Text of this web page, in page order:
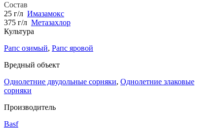
Состав
25 г/л Имазамокс
375 г/л Метазахлор
Культура
Рапс озимый, Рапс яровой
Вредный объект
Однолетние двудольные сорняки, Однолетние злаковые
сорняки
Производитель
Basf